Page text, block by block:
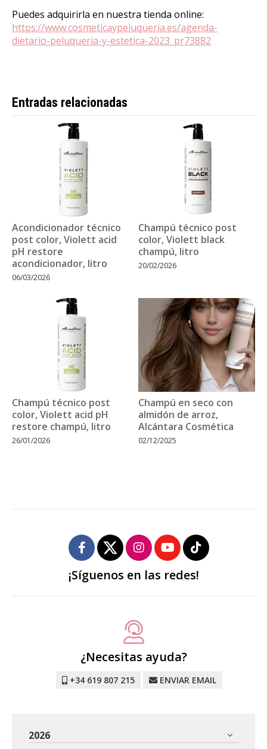
Puedes adquirirla en nuestra tienda online:
https://www.cosmeticaypeluqueria.es/agenda-
dietario-peluqueria-y-estetica-2023_pr73882
Entradas relacionadas
Acondicionador técnico
post color, Violett acid
pH restore
acondicionador, litro
06/03/2026
Champú técnico post
color, Violett black
champú, litro
20/02/2026
Champú técnico post
color, Violett acid pH
restore champú, litro
26/01/2026
Champú en seco con
almidón de arroz,
Alcántara Cosmética
02/12/2025
¡Síguenos en las redes!
¿Necesitas ayuda?
+34 619 807 215 ENVIAR EMAIL
2026